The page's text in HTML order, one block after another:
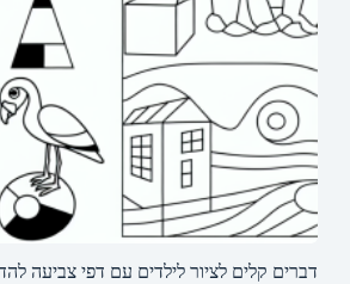
דברים קלים לציור לילדים עם דפי צביעה